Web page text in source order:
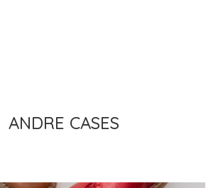
ANDRE CASES